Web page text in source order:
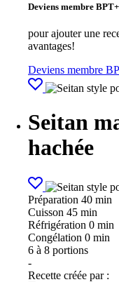
Deviens membre BPT+
pour ajouter une
avantages!
Deviens membre
Seitan
hachée
Préparation 40 min
Cuisson 45 min
Réfrigération 0 min
Congélation 0 min
6 à 8 portions
-
Recette créée par :